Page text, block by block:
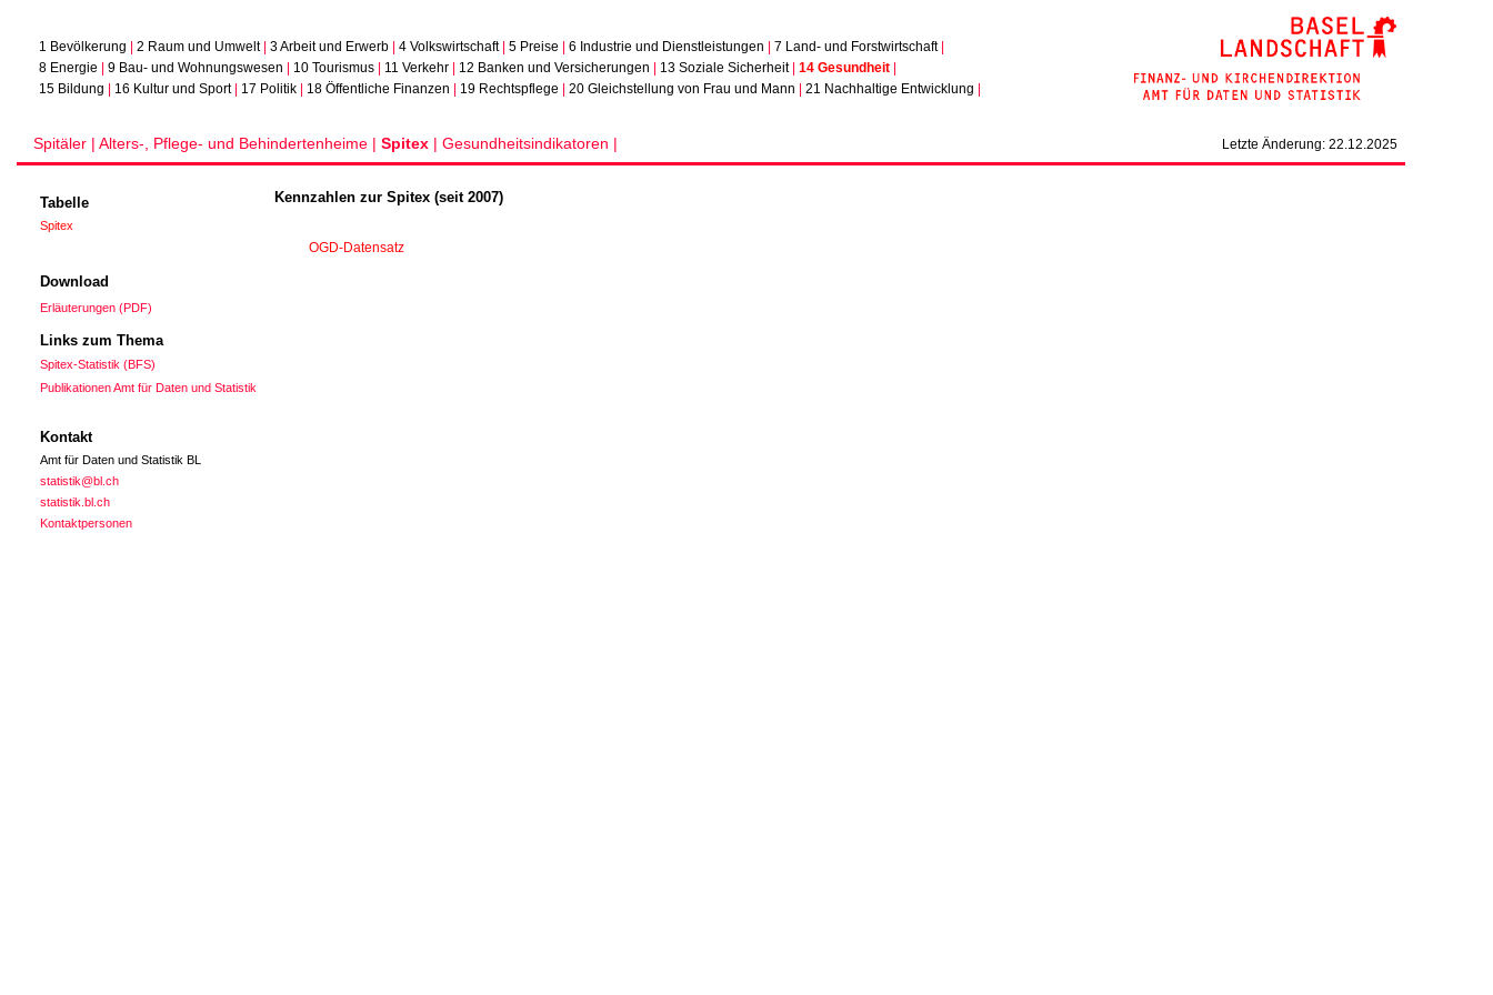
1 Bevölkerung 2 Raum und Umwelt| 3 Arbeit und Erwerb 4 Volkswirtschaft| 5 Preise 6 Industrie und Dienstleistungen 7 Land- und Forstwirtschaft|
8 Energie | 9 Bau- und Wohnungswesen | 10 Tourismus | 11 Verkehr | 12 Banken und Versicherungen | 13 Soziale Sicherheit| 14 Gesundheit |
15 Bildung | 16 Kultur und Sport| 17 Politik | 18 Öffentliche Finanzen | 19 Rechtspflege | 20 Gleichstellung von Frau und Mann | 21 Nachhaltige Entwicklung |
Spitäler | Alters-, Pflege- und Behindertenheime | Spitex | Gesundheitsindikatoren | Letzte Änderung: 22.12.2025
Tabelle
Spitex
Download
Erläuterungen (PDF)
Links zum Thema
Spitex-Statistik (BFS)
Publikationen Amt für Daten und Statistik
Kontakt
Amt für Daten und Statistik BL
statistik@bl.ch
statistik.bl.ch
Kontaktpersonen
Kennzahlen zur Spitex (seit 2007)
OGD-Datensatz